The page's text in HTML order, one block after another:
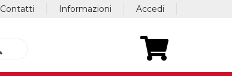
Accedi
Informazioni
Contatti